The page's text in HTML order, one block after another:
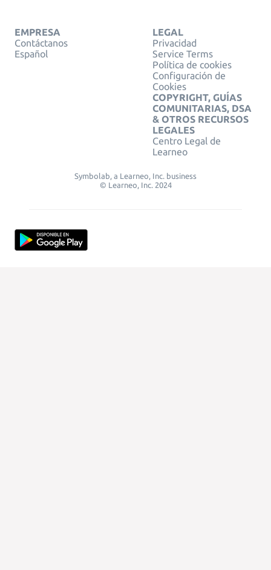
EMPRESA
Contáctanos
Español
LEGAL
Privacidad
Service Terms
Política de cookies
Configuración de
Cookies
COPYRIGHT, GUÍAS
COMUNITARIAS, DSA
& OTROS RECURSOS
LEGALES
Centro Legal de
Learneo
Symbolab, a Learneo, Inc. business
© Learneo, Inc. 2024